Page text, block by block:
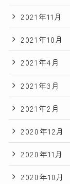
2021年11月
2021年10月
2021年4月
2021年3月
2021年2月
2020年12月
2020年11月
2020年10月